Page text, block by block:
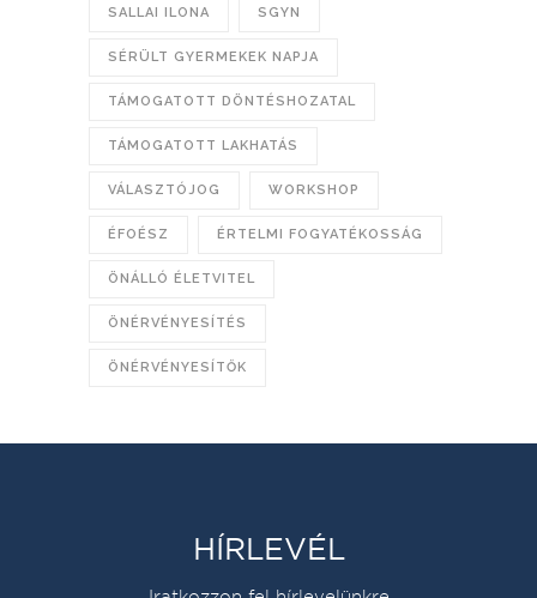
SALLAI ILONA SGYN
SÉRÜLT GYERMEKEK NAPJA
TÁMOGATOTT DÖNTÉSHOZATAL
TÁMOGATOTT LAKHATÁS
VÁLASZTÓJOG WORKSHOP
ÉFOÉSZ ÉRTELMI FOGYATÉKOSSÁG
ÖNÁLLÓ ÉLETVITEL
ÖNÉRVÉNYESÍTÉS
ÖNÉRVÉNYESÍTŐK
HÍRLEVÉL